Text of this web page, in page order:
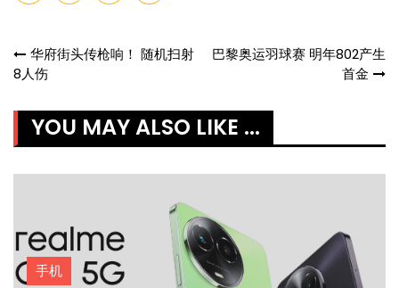
Post
华府街头传枪响！ 随机扫射
8人伤
巴黎奥运羽球赛 明年802产生
首金
YOU MAY ALSO LIKE ...
手机